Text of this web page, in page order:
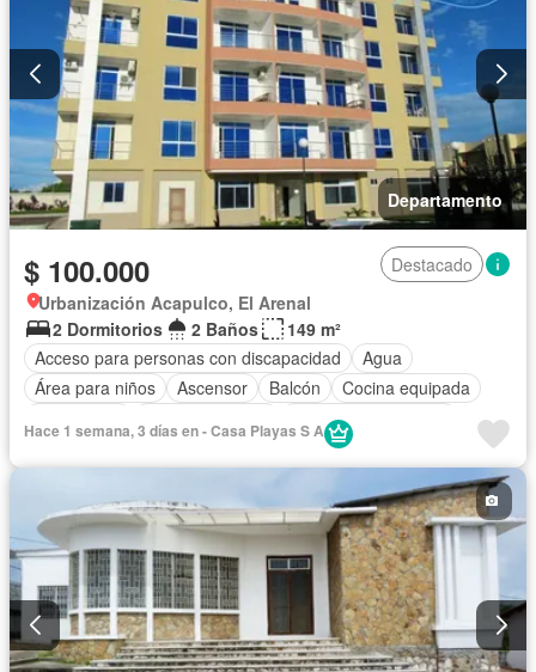
Departamento
$ 100.000
Destacado
Urbanización Acapulco, El Arenal
2 Dormitorios
2 Baños
149 m²
Acceso para personas con discapacidad
Agua
Área para niños
Ascensor Balcón
Cocina equipada
Garita de guardianía
Seguridad
Vista panorámica
Hace 1 semana, 3 días en - Casa Playas S A